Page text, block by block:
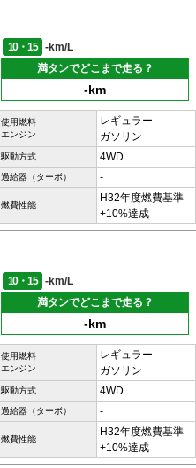
10・15
-km/L
満タンでどこまで走る？
-km
使用燃料
エンジン
レギュラー
ガソリン
駆動方式 4WD
過給器（ターボ） -
燃費性能
H32年度燃費基準
+10%達成
10・15
-km/L
満タンでどこまで走る？
-km
使用燃料
エンジン
レギュラー
ガソリン
駆動方式 4WD
過給器（ターボ） -
燃費性能
H32年度燃費基準
+10%達成